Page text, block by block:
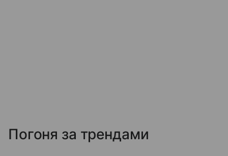
Погоня за трендами